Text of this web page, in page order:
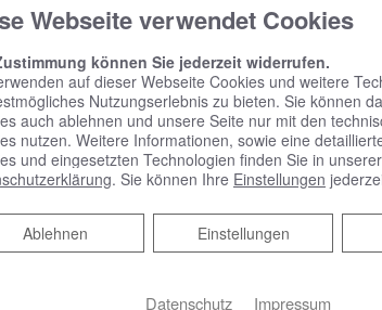
Badumbau wieder
als Mieter wieder Zuschüsse für
Liefer- und Leistungsverträge
als Berechnungsgrundlage für
Webseite verwendet Cookies
können Sie jederzeit widerrufen.
auf dieser Webseite Cookies und weitere
Nutzungserlebnis zu bieten. Sie können
auch ablehnen und unsere Seite nur mit den
nutzen. Weitere Informationen, sowie eine
und eingesetzten Technologien finden Sie in unserer
. Sie können Ihre Einstellungen
Einstellungen
Ablehnen
Ablehnen
Datenschutz Impressum